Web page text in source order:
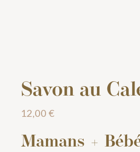
Savon au
12,00 €
Mamans +